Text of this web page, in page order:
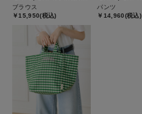
ブラウス
￥15,950(税込)
パンツ
￥14,960(税込)